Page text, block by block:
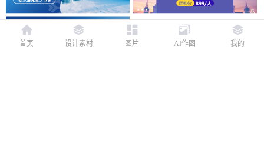
首页 设计素材 图片 AI作图 我的